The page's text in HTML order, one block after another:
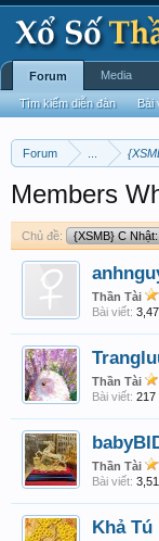
Forum
Members
Chủ đề: {XSMB} C Nhật:
Thần Tài
Bài viết:
Thần Tài
Bài viết: 217
Thần Tài
Bài viết:
Khả Tú
Forum
Tìm kiếm diễn đàn Bài
Media